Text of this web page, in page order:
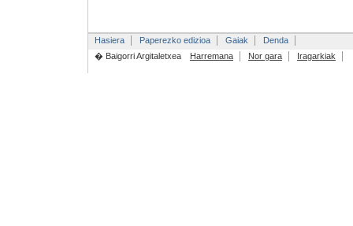
Hasiera Paperezko edizioa Gaiak
Denda
� Baigorri Argitaletxea
Harremana Nor gara Iragarkiak